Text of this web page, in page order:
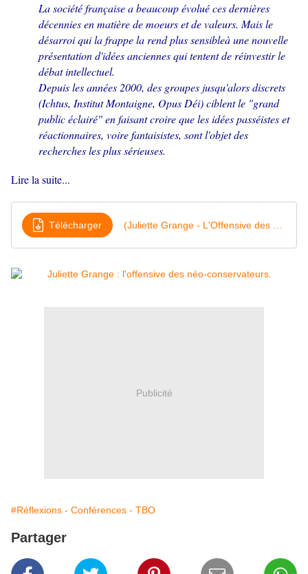
La société française a beaucoup évolué ces dernières
décennies en matière de moeurs et de valeurs. Mais le
désarroi qui la frappe la rend plus sensibleà une nouvelle
présentation d'idées anciennes qui tentent de réinvestir le
débat intellectuel.
Depuis les années 2000, des groupes jusqu'alors discrets
(Ichtus, Institut Montaigne, Opus Déi) ciblent le "grand
public éclairé" en faisant croire que les idées passéistes et
réactionnaires, voire fantaisistes, sont l'objet des
recherches les plus sérieuses.
Lire la suite...
Télécharger
Publicité
#Réflexions - Conférences - TBO
Partager